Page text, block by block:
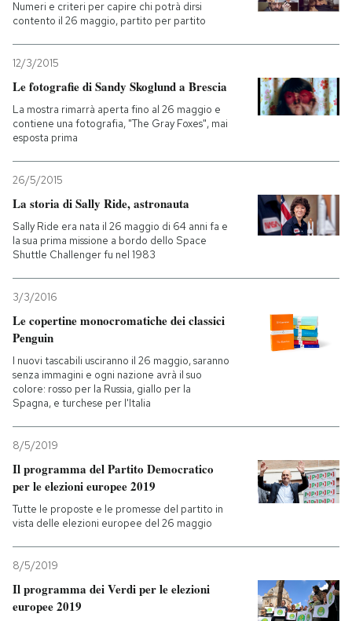
Numeri e criteri per capire chi potrà dirsi
contento il 26 maggio, partito per partito
12/3/2015
Le fotografie di Sandy Skoglund a Brescia
La mostra rimarrà aperta fino al 26 maggio e
contiene una fotografia, "The Gray Foxes", mai
esposta prima
26/5/2015
La storia di Sally Ride, astronauta
Sally Ride era nata il 26 maggio di 64 anni fa e
la sua prima missione a bordo dello Space
Shuttle Challenger fu nel 1983
3/3/2016
Le copertine monocromatiche dei classici
Penguin
I nuovi tascabili usciranno il 26 maggio, saranno
senza immagini e ogni nazione avrà il suo
colore: rosso per la Russia, giallo per la
Spagna, e turchese per l'Italia
8/5/2019
Il programma del Partito Democratico
per le elezioni europee 2019
Tutte le proposte e le promesse del partito in
vista delle elezioni europee del 26 maggio
8/5/2019
Il programma dei Verdi per le elezioni
europee 2019